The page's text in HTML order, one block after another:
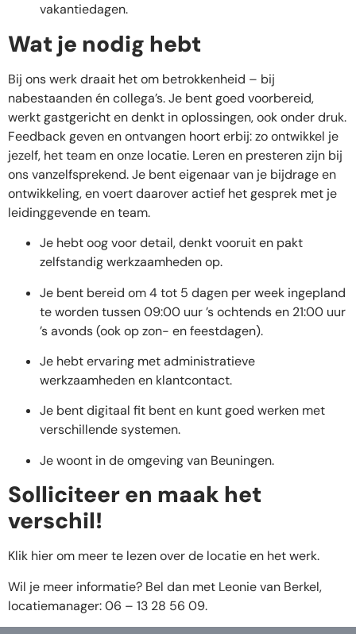
vakantiedagen.
Wat je nodig hebt
Bij ons werk draait het om betrokkenheid – bij
nabestaanden én collega’s. Je bent goed voorbereid,
werkt gastgericht en denkt in oplossingen, ook onder druk.
Feedback geven en ontvangen hoort erbij: zo ontwikkel je
jezelf, het team en onze locatie. Leren en presteren zijn bij
ons vanzelfsprekend. Je bent eigenaar van je bijdrage en
ontwikkeling, en voert daarover actief het gesprek met je
leidinggevende en team.
Je hebt oog voor detail, denkt vooruit en pakt
zelfstandig werkzaamheden op.
Je bent bereid om 4 tot 5 dagen per week ingepland
te worden tussen 09:00 uur ’s ochtends en 21:00 uur
’s avonds (ook op zon- en feestdagen).
Je hebt ervaring met administratieve
werkzaamheden en klantcontact.
Je bent digitaal fit bent en kunt goed werken met
verschillende systemen.
Je woont in de omgeving van Beuningen.
Solliciteer en maak het
verschil!
Klik hier om meer te lezen over de locatie en het werk.
Wil je meer informatie? Bel dan met Leonie van Berkel,
locatiemanager: 06 – 13 28 56 09.